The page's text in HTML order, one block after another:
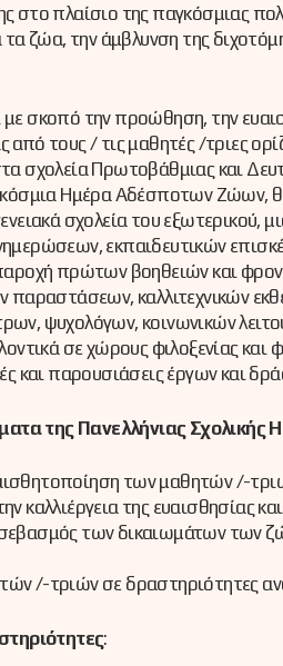
στο πλαίσιο της παγκόσμιας
τα ζώα, την άμβλυνση της
σκοπό την προώθηση, την
τους / τις μαθητές /τριες
σχολεία Πρωτοβάθμιας και
Ημέρα Αδέσποτων Ζώων,
σχολεία του
εκπαιδευτικών
πρώτων βοηθειών και
καλλιτεχνικών
ψυχολόγων, κοινωνικών
σε χώρους φιλοξενίας
και παρουσιάσεις έργων και
της Πανελλήνιας Σχολικής
των μαθητών /-
καλλιέργεια της ευαισθησίας
των δικαιωμάτων των
/-τριών σε δραστηριότητες
: